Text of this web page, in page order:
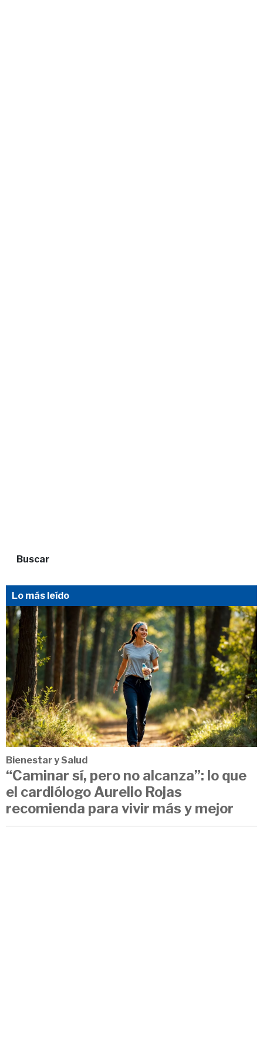
Buscar
Lo más leído
Bienestar y Salud
“Caminar sí, pero no alcanza”: lo que
el cardiólogo Aurelio Rojas
recomienda para vivir más y mejor